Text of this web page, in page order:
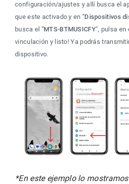
configuración/ajustes y allí busca el
que este activado y en "Dispositivos
busca el "MTS-BTMUSICFY", pulsa en
vinculación y listo! Ya podrás
dispositivo.
*En este ejemplo lo